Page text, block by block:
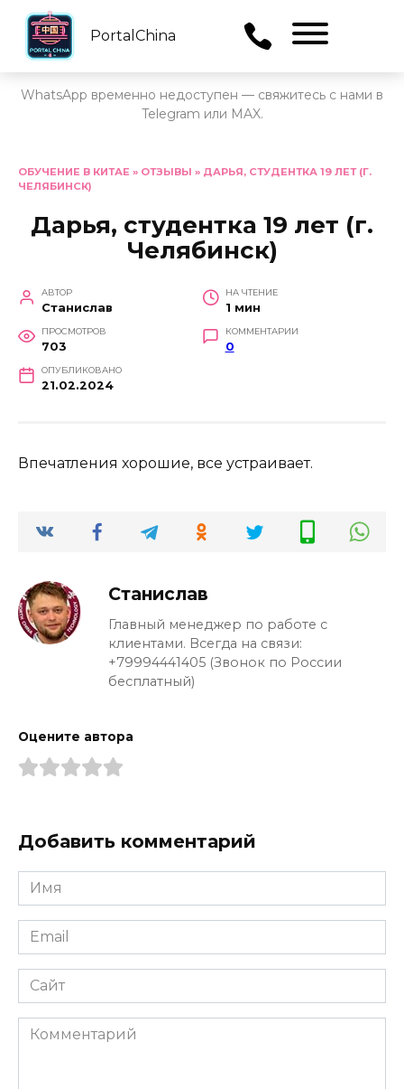
PortalChina
WhatsApp временно недоступен — свяжитесь с нами в
Telegram или MAX.
содержанию
ОБУЧЕНИЕ В КИТАЕ » ОТЗЫВЫ » ДАРЬЯ, СТУДЕНТКА 19 ЛЕТ (Г.
ЧЕЛЯБИНСК)
Дарья, студентка 19 лет (г.
Челябинск)
АВТОР
Станислав
НА ЧТЕНИЕ
1 мин
ПРОСМОТРОВ
703
КОММЕНТАРИИ
0
ОПУБЛИКОВАНО
21.02.2024
Впечатления хорошие, все устраивает.
Станислав
Главный менеджер по работе с
клиентами. Всегда на связи:
+79994441405 (Звонок по России
бесплатный)
Оцените автора
Добавить комментарий
Имя
*
Email
*
Сайт
Комментарий